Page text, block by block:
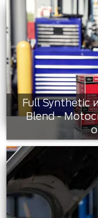
Full Synthetic
Blend -